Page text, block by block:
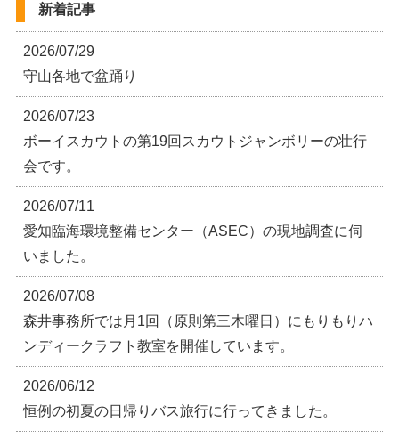
新着記事
2026/07/29
守山各地で盆踊り
2026/07/23
ボーイスカウトの第19回スカウトジャンボリーの壮行
会です。
2026/07/11
愛知臨海環境整備センター（ASEC）の現地調査に伺
いました。
2026/07/08
森井事務所では月1回（原則第三木曜日）にもりもりハ
ンディークラフト教室を開催しています。
2026/06/12
恒例の初夏の日帰りバス旅行に行ってきました。